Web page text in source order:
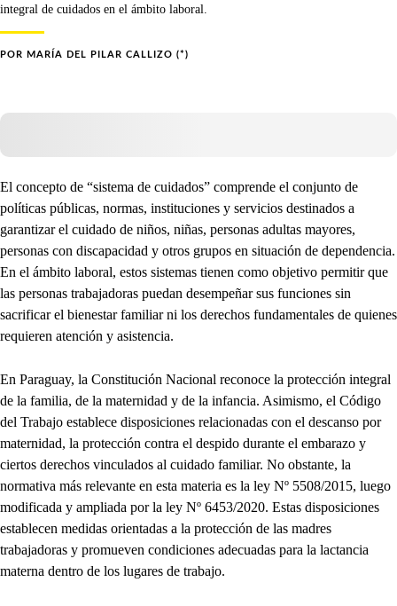
integral de cuidados en el ámbito laboral.
POR MARÍA DEL PILAR CALLIZO (*)
El concepto de “sistema de cuidados” comprende el conjunto de
políticas públicas, normas, instituciones y servicios destinados a
garantizar el cuidado de niños, niñas, personas adultas mayores,
personas con discapacidad y otros grupos en situación de dependencia.
En el ámbito laboral, estos sistemas tienen como objetivo permitir que
las personas trabajadoras puedan desempeñar sus funciones sin
sacrificar el bienestar familiar ni los derechos fundamentales de quienes
requieren atención y asistencia.
En Paraguay, la Constitución Nacional reconoce la protección integral
de la familia, de la maternidad y de la infancia. Asimismo, el Código
del Trabajo establece disposiciones relacionadas con el descanso por
maternidad, la protección contra el despido durante el embarazo y
ciertos derechos vinculados al cuidado familiar. No obstante, la
normativa más relevante en esta materia es la ley Nº 5508/2015, luego
modificada y ampliada por la ley Nº 6453/2020. Estas disposiciones
establecen medidas orientadas a la protección de las madres
trabajadoras y promueven condiciones adecuadas para la lactancia
materna dentro de los lugares de trabajo.